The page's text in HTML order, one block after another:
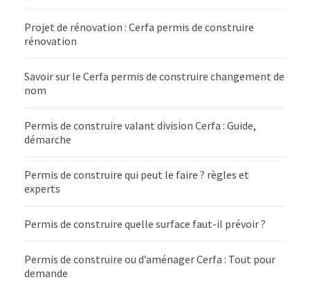
Projet de rénovation : Cerfa permis de construire
rénovation
Savoir sur le Cerfa permis de construire changement de
nom
Permis de construire valant division Cerfa : Guide,
démarche
Permis de construire qui peut le faire ? règles et
experts
Permis de construire quelle surface faut-il prévoir ?
Permis de construire ou d’aménager Cerfa : Tout pour
demande